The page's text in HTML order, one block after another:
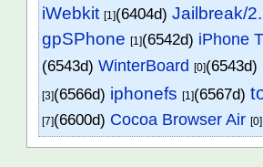
iWebkit [1](6404d)Jailbreak/
gpSPhone [1](6542d) iPhone
(6543d)WinterBoard [0](6543d)
[3](6566d) iphonefs [1](6567d)
[7](6600d) Cocoa Browser Air [0]